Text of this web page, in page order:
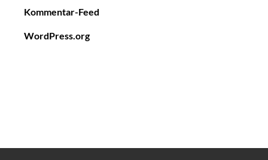
Kommentar-Feed
WordPress.org